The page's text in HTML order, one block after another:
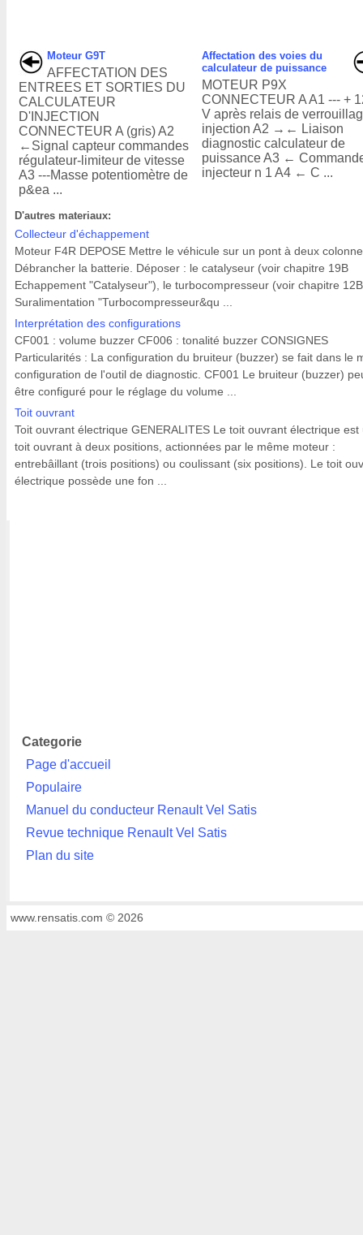
Moteur G9T
AFFECTATION DES
ENTREES ET SORTIES DU
CALCULATEUR
D'INJECTION
CONNECTEUR A (gris) A2
←Signal capteur commandes
régulateur-limiteur de vitesse
A3 ---Masse potentiomètre de
p&ea ...
Affectation des voies du
calculateur de puissance
MOTEUR P9X
CONNECTEUR A A1 --- +
V après relais de
injection A2 →← Liaison
diagnostic calculateur de
puissance A3 ←
injecteur n 1 A4 ← C ...
D'autres materiaux:
Collecteur d'échappement
Moteur F4R DEPOSE Mettre le véhicule sur un pont à deux
Débrancher la batterie. Déposer : le catalyseur (voir chapitre 19B
Echappement "Catalyseur"), le turbocompresseur (voir chapitre 12B
Suralimentation "Turbocompresseur&qu ...
Interprétation des configurations
CF001 : volume buzzer CF006 : tonalité buzzer CONSIGNES
Particularités : La configuration du bruiteur (buzzer) se fait dans le
configuration de l'outil de diagnostic. CF001 Le bruiteur (buzzer)
être configuré pour le réglage du volume ...
Toit ouvrant
Toit ouvrant électrique GENERALITES Le toit ouvrant électrique est
toit ouvrant à deux positions, actionnées par le même moteur :
entrebâillant (trois positions) ou coulissant (six positions). Le toit
électrique possède une fon ...
Categorie
Page d'accueil
Populaire
Manuel du conducteur Renault Vel Satis
Revue technique Renault Vel Satis
Plan du site
www.rensatis.com © 2026